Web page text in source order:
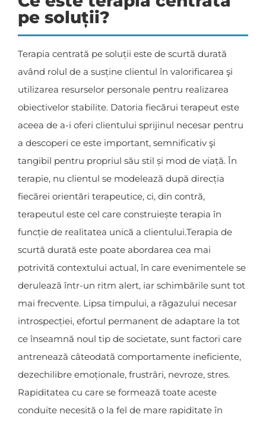
pe soluții?
Terapia centrată pe soluții este de scurtă durată
având rolul de a susține clientul în valorificarea şi
utilizarea resurselor personale pentru realizarea
obiectivelor stabilite. Datoria fiecărui terapeut este
aceea de a-i oferi clientului sprijinul necesar pentru
a descoperi ce este important, semnificativ şi
tangibil pentru propriul său stil și mod de viață. În
terapie, nu clientul se modelează după direcția
fiecărei orientări terapeutice, ci, din contră,
terapeutul este cel care construiește terapia în
funcție de realitatea unică a clientului.Terapia de
scurtă durată este poate abordarea cea mai
potrivită contextului actual, în care evenimentele se
derulează într-un ritm alert, iar schimbările sunt tot
mai frecvente. Lipsa timpului, a răgazului necesar
introspecției, efortul permanent de adaptare la tot
ce înseamnă noul tip de societate, sunt factori care
antrenează câteodată comportamente ineficiente,
dezechilibre emoționale, frustrări, nevroze, stres.
Rapiditatea cu care se formează toate aceste
conduite necesită o la fel de mare rapiditate în